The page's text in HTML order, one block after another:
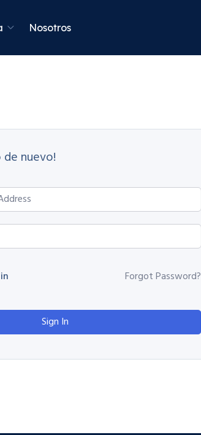
Nosotros
de nuevo!
Forgot Password?
Sign In